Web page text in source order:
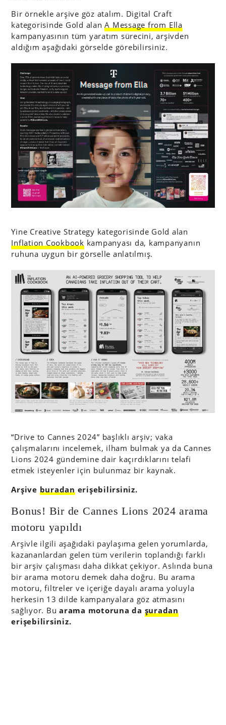
Bir örnekle arşive göz atalım. Digital Craft
kategorisinde Gold alanA Message from Ella
kampanyasının tüm yaratım sürecini, arşivden
aldığım aşağıdaki görselde görebilirsiniz.
Yine Creative Strategy kategorisinde Gold alan
Inflation Cookbook kampanyası da, kampanyanın
ruhuna uygun bir görselle anlatılmış.
“Drive to Cannes 2024” başlıklı arşiv; vaka
çalışmalarını incelemek, ilham bulmak ya da Cannes
Lions 2024 gündemine dair kaçırdıklarını telafi
etmek isteyenler için bulunmaz bir kaynak.
Arşive buradan erişebilirsiniz.
Bonus! Bir de Cannes Lions 2024 arama
motoru yapıldı
Arşivle ilgili aşağıdaki paylaşıma gelen yorumlarda,
kazananlardan gelen tüm verilerin toplandığı farklı
bir arşiv çalışması daha dikkat çekiyor. Aslında buna
bir arama motoru demek daha doğru. Bu arama
motoru, filtreler ve içeriğe dayalı arama yoluyla
herkesin 13 dilde kampanyalara göz atmasını
sağlıyor. Buarama motoruna da şuradan
erişebilirsiniz.